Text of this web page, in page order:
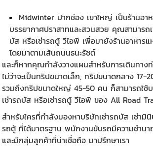
Midwinter ปากช่อง เขาใหญ่ เป็นร้านอา
บรรยากาศปราสาทและสวนสวย คุณสามารถ
บัส หรือเช่ารถตู้ วีไอพี เพื่อมายังร้านอาหาร
โดยมาตามเส้นถนนธนะรัชต์
และก็หากคุณกำลังวางแผนสำหรับการเดินทาง
ไม่ว่าจะเป็นทริปขนาดเล็ก, ทริปขนาดกลาง 17-
รวมถึงทริปขนาดใหญ่ 45-50 คน ก็สามารถใช้
เช่ารถบัส หรือเช่ารถตู้ วีไอพี ของ All Road
สำหรับใครที่กำลังมองหาบริษัทเช่ารถบัส เช่ามิ
รถตู้ ที่ได้มาตรฐาน พนักงานขับรถมีความชำน
และมีกลุ่มลูกค้าที่น่าเชื่อถือ มาปรึกษาเรา